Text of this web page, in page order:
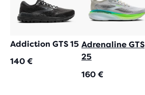
Addiction GTS 15
140 €
Adrenaline GTS
25
160 €